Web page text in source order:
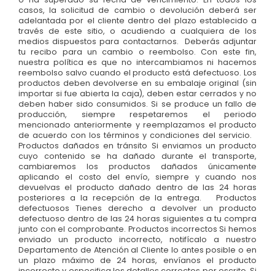
casos, la solicitud de cambio o devolución deberá ser
adelantada por el cliente dentro del plazo establecido a
través de este sitio, o acudiendo a cualquiera de los
medios dispuestos para contactarnos. Deberás adjuntar
tu recibo para un cambio o reembolso. Con este fin,
nuestra política es que no intercambiamos ni hacemos
reembolso salvo cuando el producto está defectuoso. Los
productos deben devolverse en su embalaje original (sin
importar si fue abierta la caja), deben estar cerrados y no
deben haber sido consumidos. Si se produce un fallo de
producción, siempre respetaremos el periodo
mencionado anteriormente y reemplazamos el producto
de acuerdo con los términos y condiciones del servicio.
Productos dañados en tránsito Si enviamos un producto
cuyo contenido se ha dañado durante el transporte,
cambiaremos los productos dañados únicamente
aplicando el costo del envío, siempre y cuando nos
devuelvas el producto dañado dentro de las 24 horas
posteriores a la recepción de la entrega. Productos
defectuosos Tienes derecho a devolver un producto
defectuoso dentro de las 24 horas siguientes a tu compra
junto con el comprobante. Productos incorrectos Si hemos
enviado un producto incorrecto, notifícalo a nuestro
Departamento de Atención al Cliente lo antes posible o en
un plazo máximo de 24 horas, envíanos el producto